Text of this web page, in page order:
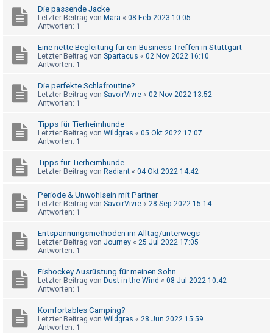
e
n
n
b
n
t
w
e
t
T
h
e
m
Die passende Jacke
Letzter Beitrag von Mara « 08 Feb 2023 10:05
Antworten: 1
Eine nette Begleitung für ein Business Treffen in Stuttgart
Letzter Beitrag von Spartacus « 02 Nov 2022 16:10
Antworten: 1
Die perfekte Schlafroutine?
Letzter Beitrag von SavoirVivre « 02 Nov 2022 13:52
Antworten: 1
Tipps für Tierheimhunde
Letzter Beitrag von Wildgras « 05 Okt 2022 17:07
Antworten: 1
Tipps für Tierheimhunde
Letzter Beitrag von Radiant « 04 Okt 2022 14:42
Periode & Unwohlsein mit Partner
Letzter Beitrag von SavoirVivre « 28 Sep 2022 15:14
Antworten: 1
Entspannungsmethoden im Alltag/unterwegs
Letzter Beitrag von Journey « 25 Jul 2022 17:05
Antworten: 1
Eishockey Ausrüstung für meinen Sohn
Letzter Beitrag von Dust in the Wind « 08 Jul 2022 10:42
Antworten: 1
Komfortables Camping?
Letzter Beitrag von Wildgras « 28 Jun 2022 15:59
Antworten: 1